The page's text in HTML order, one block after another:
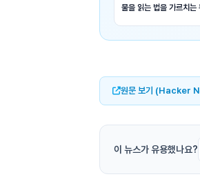
물을 읽는 법을 가르치
원문 보기 (Hacker
이 뉴스가 유용했나요?